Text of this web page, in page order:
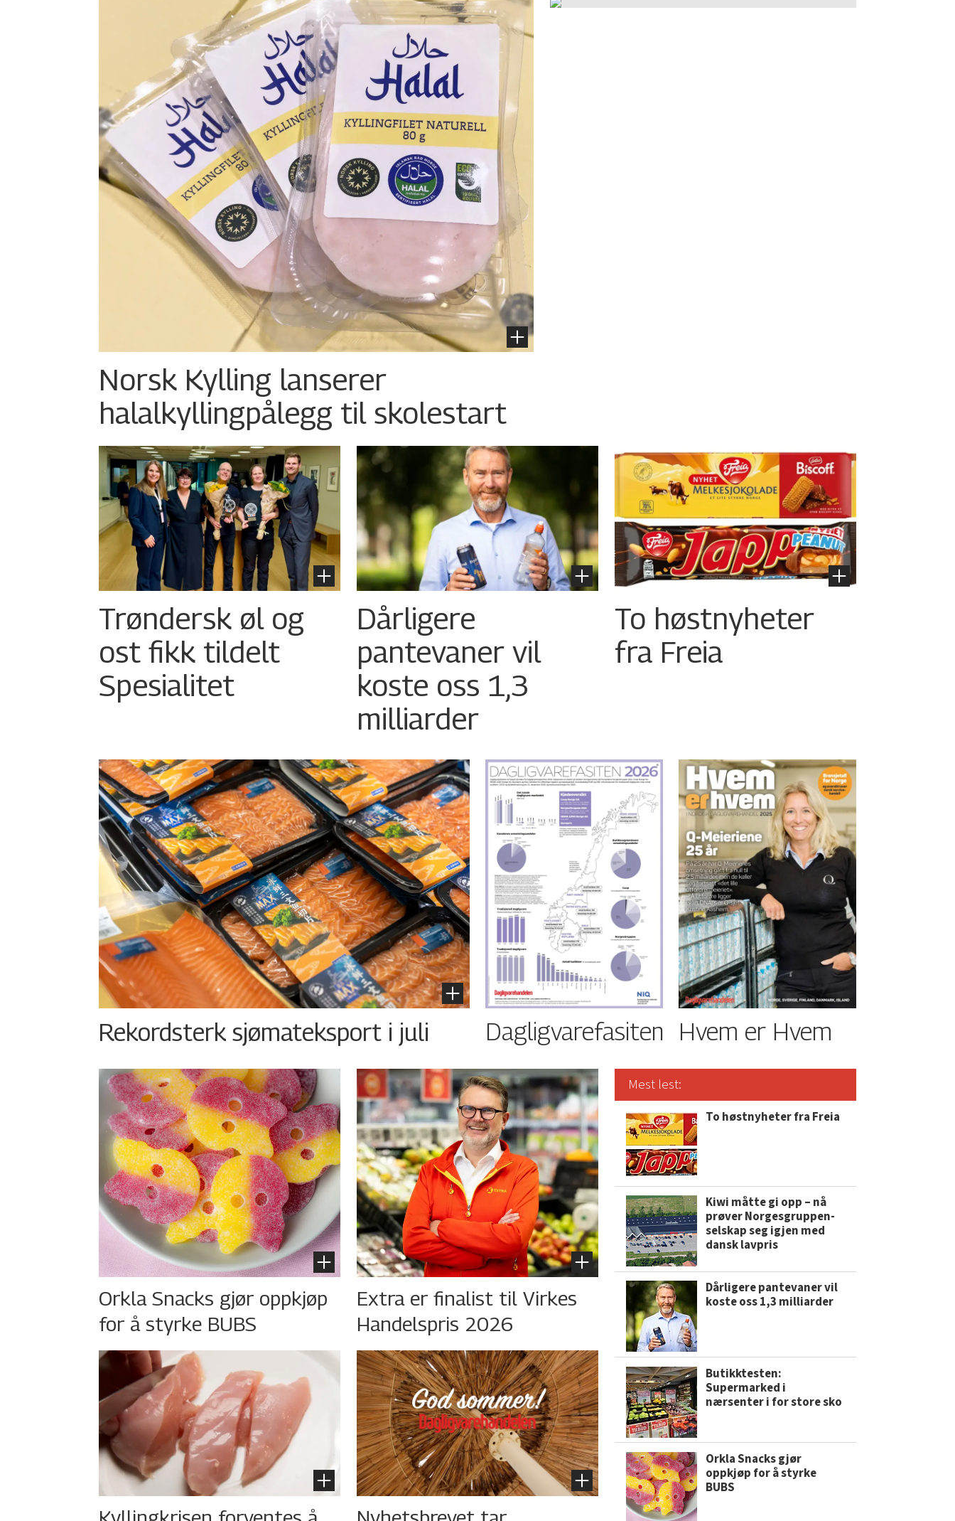
Norsk Kylling lanserer
halalkylling­pålegg til skolestart
Trøndersk øl og
ost fikk tildelt
Spesialitet
Dårligere
pantevaner vil
koste oss 1,3
milliarder
To høstnyheter
fra Freia
Rekordsterk sjømateksport i juli Dagligvarefasiten Hvem er Hvem
Orkla Snacks gjør oppkjøp
for å styrke BUBS
Extra er finalist til Virkes
Handelspris 2026
Mest lest:
To høstnyheter fra Freia
Kiwi måtte gi opp – nå
prøver Norgesgruppen-
selskap seg igjen med
dansk lavpris
Dårligere pantevaner vil
koste oss 1,3 milliarder
Butikktesten:
Supermarked i
nærsenter i for store sko
Orkla Snacks gjør
oppkjøp for å styrke
BUBS